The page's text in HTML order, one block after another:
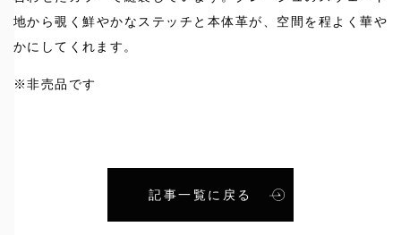
地から覗く鮮やかなステッチと本体革が、空間を程よく華や
かにしてくれます。
※非売品です
記事一覧に戻る